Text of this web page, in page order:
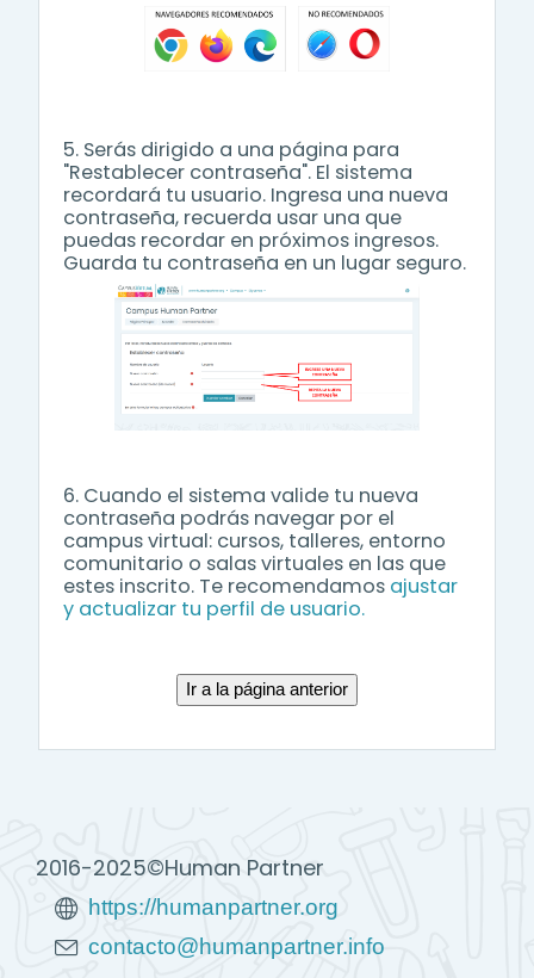
5. Serás dirigido a una página para
"Restablecer contraseña". El sistema
recordará tu usuario. Ingresa una nueva
contraseña, recuerda usar una que
puedas recordar en próximos ingresos.
Guarda tu contraseña en un lugar seguro.
6. Cuando el sistema valide tu nueva
contraseña podrás navegar por el
campus virtual: cursos, talleres, entorno
comunitario o salas virtuales en las que
estes inscrito. Te recomendamos ajustar
y actualizar tu perfil de usuario.
2016-2025©Human Partner
https://humanpartner.org
contacto@humanpartner.info